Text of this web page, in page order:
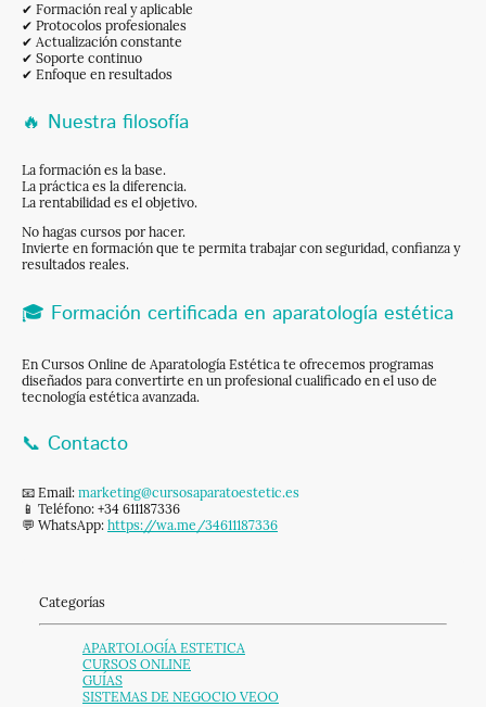
✔ Formación real y aplicable
✔ Protocolos profesionales
✔ Actualización constante
✔ Soporte continuo
✔ Enfoque en resultados
🔥 Nuestra filosofía
La formación es la base.
La práctica es la diferencia.
La rentabilidad es el objetivo.
No hagas cursos por hacer.
Invierte en formación que te permita trabajar con seguridad, confianza y
resultados reales.
🎓 Formación certificada en aparatología estética
En Cursos Online de Aparatología Estética te ofrecemos programas
diseñados para convertirte en un profesional cualificado en el uso de
tecnología estética avanzada.
📞 Contacto
📧 Email: marketing@cursosaparatoestetic.es
📱 Teléfono: +34 611187336
💬 WhatsApp: https://wa.me/34611187336
Categorías
APARTOLOGÍA ESTETICA
CURSOS ONLINE
GUÍAS
SISTEMAS DE NEGOCIO VEOO